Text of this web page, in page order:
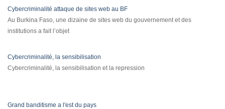
Cybercriminalité attaque de sites web au BF
Au Burkina Faso, une dizaine de sites web du gouvernement et des
institutions a fait l’objet
Cybercriminalité, la sensibilisation
Cybercriminalité, la sensibilisation et la repression
Grand banditisme a l'est du pays